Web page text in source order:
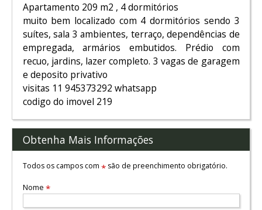
Apartamento 209 m2 , 4 dormitórios
muito bem localizado com 4 dormitórios sendo 3
suítes, sala 3 ambientes, terraço, dependências de
empregada, armários embutidos. Prédio com
recuo, jardins, lazer completo. 3 vagas de garagem
e deposito privativo
visitas 11 945373292 whatsapp
codigo do imovel 219
Obtenha Mais Informações
Todos os campos com *são de preenchimento obrigatório.
Nome *